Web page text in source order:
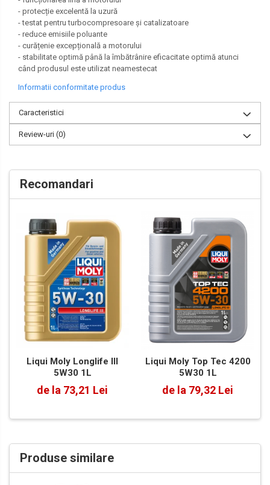
- protecție excelentă la uzură
- testat pentru turbocompresoare și catalizatoare
- reduce emisiile poluante
- curățenie excepțională a motorului
- stabilitate optimă până la îmbătrânire eficacitate optimă atunci
când produsul este utilizat neamestecat
Informatii conformitate produs
Caracteristici
Review-uri (0)
Recomandari
Liqui Moly Longlife III
5W30 1L
de la 73,21 Lei
Liqui Moly Top Tec 4200
5W30 1L
de la 79,32 Lei
Produse similare